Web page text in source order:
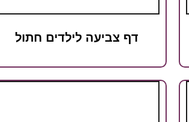
דף צביעה לילדים חתול